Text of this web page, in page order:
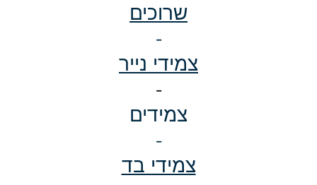
שרוכים
-
צמידי נייר
-
צמידים
-
צמידי בד